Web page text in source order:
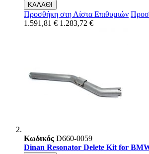
ΚΑΛΑΘΙ
Προσθήκη στη Λίστα Επιθυμιών
1.591,81 € 1.283,72 €
Κωδικός D660-0059
Dinan Resonator Delete Kit for